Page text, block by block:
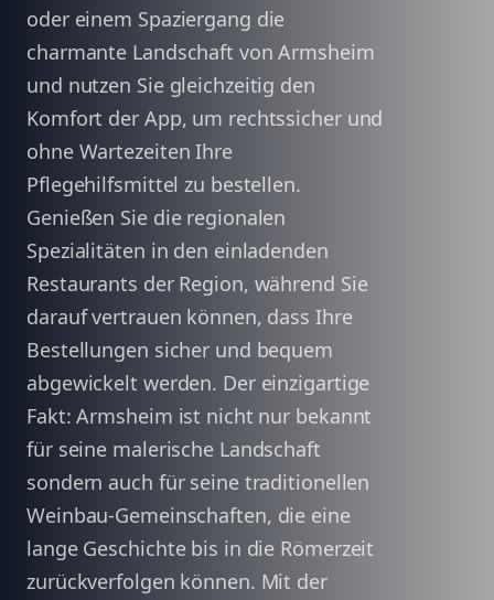
oder einem Spaziergang die
charmante Landschaft von Armsheim
und nutzen Sie gleichzeitig den
Komfort der App, um rechtssicher und
ohne Wartezeiten Ihre
Pflegehilfsmittel zu bestellen.
Genießen Sie die regionalen
Spezialitäten in den einladenden
Restaurants der Region, während Sie
darauf vertrauen können, dass Ihre
Bestellungen sicher und bequem
abgewickelt werden. Der einzigartige
Fakt: Armsheim ist nicht nur bekannt
für seine malerische Landschaft
sondern auch für seine traditionellen
Weinbau-Gemeinschaften, die eine
lange Geschichte bis in die Römerzeit
zurückverfolgen können. Mit der